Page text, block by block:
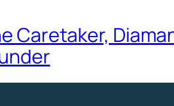
Caretaker,